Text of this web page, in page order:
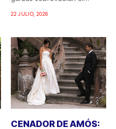
22 JULIO, 2026
CENADOR DE AMÓS: